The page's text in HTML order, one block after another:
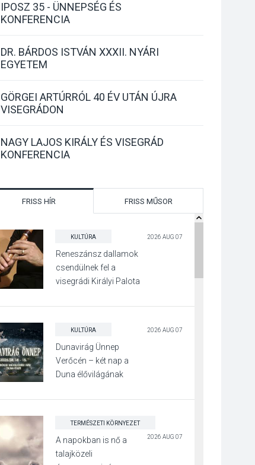
IPOSZ 35 - ÜNNEPSÉG ÉS
KONFERENCIA
DR. BÁRDOS ISTVÁN XXXII. NYÁRI
EGYETEM
GÖRGEI ARTÚRRÓL 40 ÉV UTÁN ÚJRA
VISEGRÁDON
NAGY LAJOS KIRÁLY ÉS VISEGRÁD
KONFERENCIA
FRISS HÍR FRISS MŰSOR
KULTÚRA 2026 AUG 07
Reneszánsz dallamok
csendülnek fel a
visegrádi Királyi Palota
KULTÚRA 2026 AUG 07
Dunavirág Ünnep
Verőcén – két nap a
Duna élővilágának
TERMÉSZETI KÖRNYEZET
2026 AUG 07
A napokban is nő a
talajközeli